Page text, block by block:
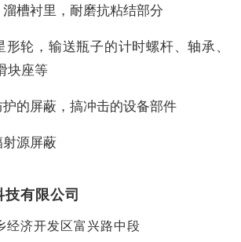
槽衬里，耐磨抗粘结部分
轮，输送瓶子的计时螺杆、轴承、
块座等
的屏蔽，搞冲击的设备部件
源屏蔽
有限公司
经济开发区富兴路中段